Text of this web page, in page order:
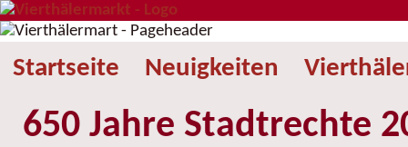
Startseite Neuigkeiten
650 Jahre Stadtrechte